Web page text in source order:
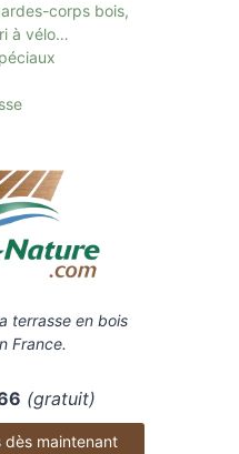
corps bois,
à vélo…
terrasse en bois
France.
(gratuit)
maintenant